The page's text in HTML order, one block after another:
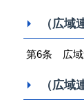
（広域
第6条 広域
（広域